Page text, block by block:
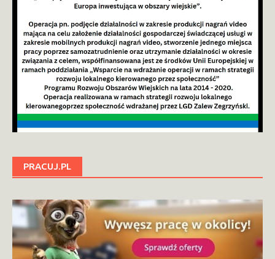
PRACUJ.PL